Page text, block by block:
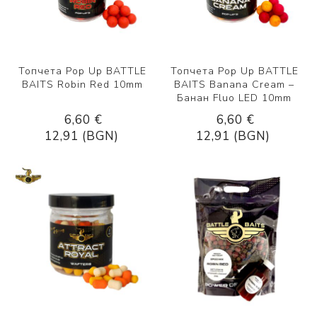
Топчета Pop Up BATTLE
BAITS Robin Red 10mm
6,60 €
12,91 (BGN)
Топчета Pop Up BATTLE
BAITS Banana Cream –
Банан Fluo LED 10mm
6,60 €
12,91 (BGN)